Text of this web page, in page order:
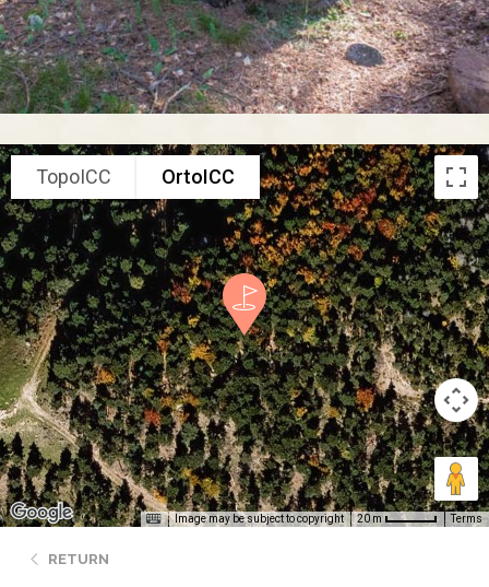
TopoICC OrtoICC
Image may be subject to copyright 20 m Terms
RETURN